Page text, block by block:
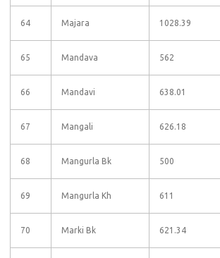
64 Majara 1028.39
65 Mandava 562
66 Mandavi 638.01
67 Mangali 626.18
68 Mangurla Bk 500
69 Mangurla Kh 611
70 Marki Bk 621.34